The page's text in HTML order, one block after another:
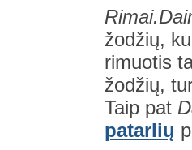
žodžių,
rimuotis
žodžių,
Taip pat
patarlių